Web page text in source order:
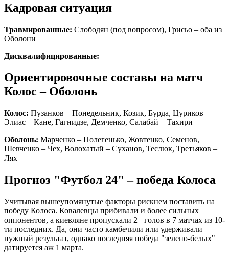
Кадровая ситуация
Травмированные: Слободян (под вопросом), Грисьо – оба из
Оболони
Дисквалифицированные: –
Ориентировочные составы на матч
Колос – Оболонь
Колос: Пузанков – Понедельник, Козик, Бурда, Цуриков –
Элиас – Кане, Гагнидзе, Демченко, Салабай – Тахири
Оболонь: Марченко – Полегенько, Жовтенко, Семенов,
Шевченко – Чех, Волохатый – Суханов, Теслюк, Третьяков –
Лях
Прогноз "Футбол 24" – победа Колоса
Учитывая вышеупомянутые факторы рискнем поставить на
победу Колоса. Ковалевцы прибивали и более сильных
оппонентов, а киевляне пропускали 2+ голов в 7 матчах из 10-
ти последних. Да, они часто камбечили или удерживали
нужный результат, однако последняя победа "зелено-белых"
датируется аж 1 марта.